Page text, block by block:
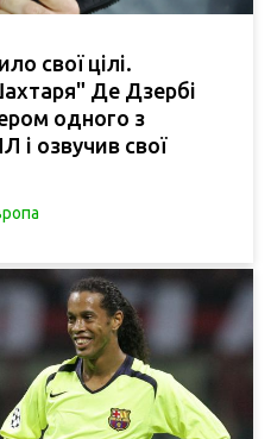
свої цілі.
Де Дзербі
одного з
і озвучив свої